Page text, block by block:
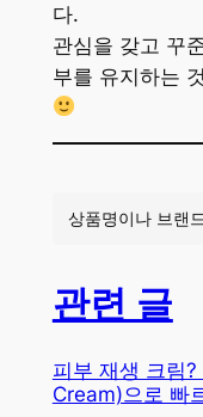
다.
관심을 갖고 꾸
부를 유지하는
관련 글
피부 재생 크림
Cream)으로 빠